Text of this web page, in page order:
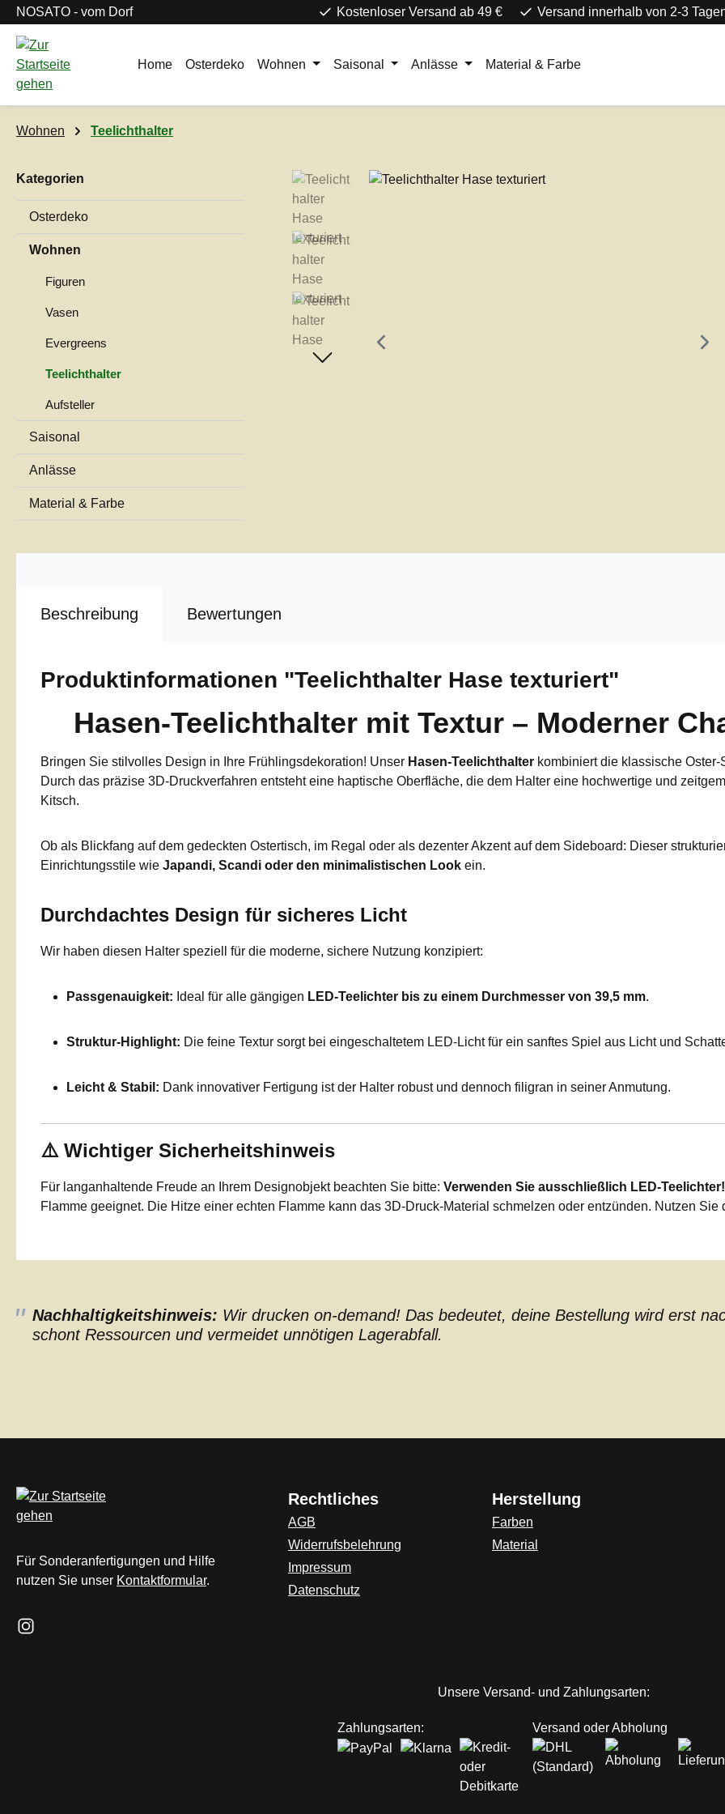
Hauptinhalt springen
Zur Suche springen
Zur Hauptnavigation springen
NOSATO - vom Dorf Kostenloser Versand ab 49 € Versand innerhalb von 2-3
Home Osterdeko Wohnen Saisonal Anlässe Material & Farbe
Wohnen Teelichthalter
Kategorien
Osterdeko
Wohnen
Figuren
Vasen
Evergreens
Teelichthalter
Aufsteller
Saisonal
Anlässe
Material & Farbe
Bildergalerie überspringen
Beschreibung Bewertungen
Produktinformationen "Teelichthalter Hase texturiert"
Hasen-Teelichthalter mit Textur – Moderner
Bringen Sie stilvolles Design in Ihre Frühlingsdekoration! Unser Hasen-Teelichthalter kombiniert die klassische
Durch das präzise 3D-Druckverfahren entsteht eine haptische Oberfläche, die dem Halter eine hochwertige und
Kitsch.
Ob als Blickfang auf dem gedeckten Ostertisch, im Regal oder als dezenter Akzent auf dem Sideboard: Dieser
Einrichtungsstile wie Japandi, Scandi oder den minimalistischen Look ein.
Durchdachtes Design für sicheres Licht
Wir haben diesen Halter speziell für die moderne, sichere Nutzung konzipiert:
Passgenauigkeit: Ideal für alle gängigen LED-Teelichter bis zu einem Durchmesser von 39,5 mm.
Struktur-Highlight: Die feine Textur sorgt bei eingeschaltetem LED-Licht für ein sanftes Spiel aus Licht und
Leicht & Stabil: Dank innovativer Fertigung ist der Halter robust und dennoch filigran in seiner Anmutung.
⚠️ Wichtiger Sicherheitshinweis
Für langanhaltende Freude an Ihrem Designobjekt beachten Sie bitte: Verwenden Sie ausschließlich LED-Teelichter!
Flamme geeignet. Die Hitze einer echten Flamme kann das 3D-Druck-Material schmelzen oder entzünden. Nutzen
Nachhaltigkeitshinweis: Wir drucken on-demand! Das bedeutet, deine Bestellung wird erst
schont Ressourcen und vermeidet unnötigen Lagerabfall.
Für Sonderanfertigungen und Hilfe
nutzen Sie unser Kontaktformular.
Schau auf Instagram vorbei – öffnet in neuem Tab (externer Link)
Rechtliches
AGB
Widerrufsbelehrung
Impressum
Datenschutz
Herstellung
Farben
Material
Unsere Versand- und Zahlungsarten:
Zahlungsarten: Versand oder Abholung